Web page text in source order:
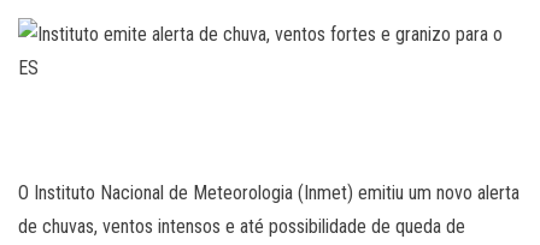
O Instituto Nacional de Meteorologia (Inmet) emitiu um novo alerta
de chuvas, ventos intensos e até possibilidade de queda de